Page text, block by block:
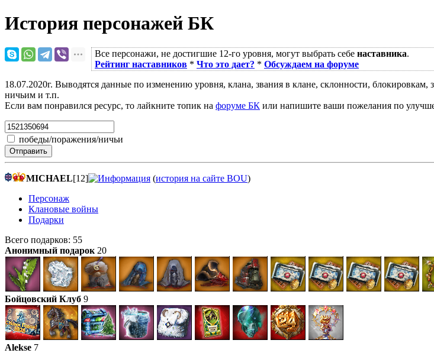
История персонажей БК
Все персонажи, не достигшие 12-го уровня, могут выбрать себе наставника.
Рейтинг наставников * Что это дает? * Обсуждаем на форуме
18.07.2020г. Выводятся данные по изменению уровня, клана, звания в клане, склонности,
ничьим и т.п.
Если вам понравился ресурс, то лайкните топик на форуме БК или напишите ваши пожелания по
победы/поражения/ничьи
Отправить
MICHAEL[12] (история на сайте BOU)
Персонаж
Клановые войны
Подарки
Всего подарков: 55
Анонимный подарок 20
Бойцовский Клуб 9
Alekse 7